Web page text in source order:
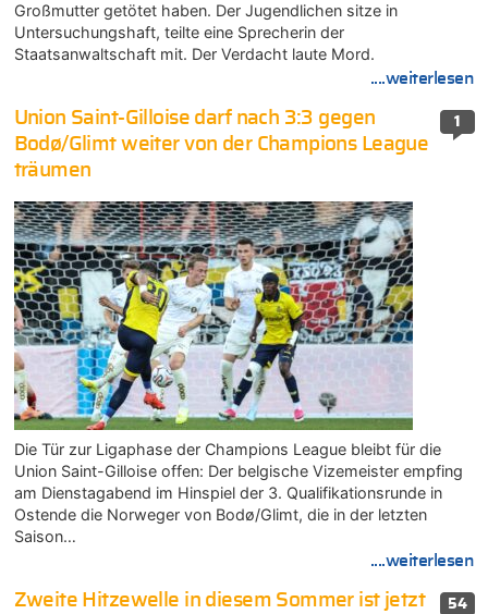
Großmutter getötet haben. Der Jugendlichen sitze in
Untersuchungshaft, teilte eine Sprecherin der
Staatsanwaltschaft mit. Der Verdacht laute Mord.
....weiterlesen
1
Union Saint-Gilloise darf nach 3:3 gegen
Bodø/Glimt weiter von der Champions League
träumen
Die Tür zur Ligaphase der Champions League bleibt für die
Union Saint-Gilloise offen: Der belgische Vizemeister empfing
am Dienstagabend im Hinspiel der 3. Qualifikationsrunde in
Ostende die Norweger von Bodø/Glimt, die in der letzten
Saison…
....weiterlesen
54
Zweite Hitzewelle in diesem Sommer ist jetzt